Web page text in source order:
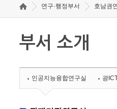
연구·행정부서 호남권
부서 소개
인공지능융합연구실 광